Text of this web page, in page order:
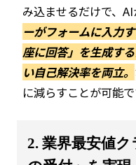
み込ませるだけで、AI
ーがフォームに入力
座に回答」を生成す
い自己解決率を両立。
に減らすことが可能で
2. 業界最安値ク